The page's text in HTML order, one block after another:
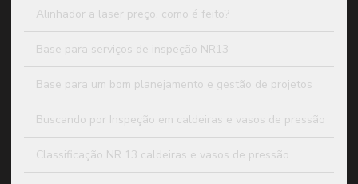
Alinhador a laser preço, como é feito?
Base para serviços de inspeção NR13
Base para um bom planejamento e gestão de projetos
Buscando por Inspeção em caldeiras e vasos de pressão
Classificação NR 13 caldeiras e vasos de pressão